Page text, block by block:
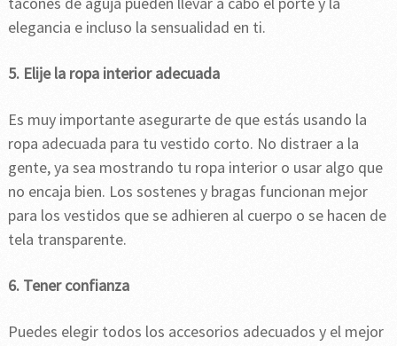
elegancia e incluso la sensualidad en ti.
5. Elije la ropa interior adecuada
Es muy importante asegurarte de que estás usando la
ropa adecuada para tu vestido corto. No distraer a la
gente, ya sea mostrando tu ropa interior o usar algo que
no encaja bien. Los sostenes y bragas funcionan mejor
para los vestidos que se adhieren al cuerpo o se hacen de
tela transparente.
6. Tener confianza
Puedes elegir todos los accesorios adecuados y el mejor